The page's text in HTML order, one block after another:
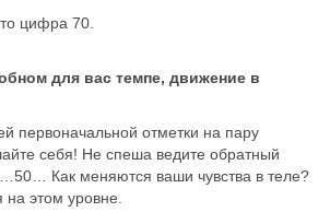
цифра 70.
для вас темпе, движение в
первоначальной отметки на пару
себя! Не спеша ведите обратный
Как меняются ваши чувства в теле?
этом уровне.